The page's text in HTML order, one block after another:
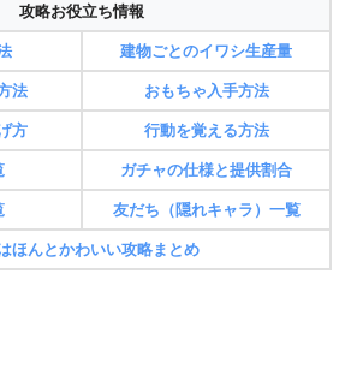
攻略お役立ち情報
建物ごとのイワシ生産量
法 おもちゃ入手方法
方 行動を覚える方法
ガチャの仕様と提供割合
友だち（隠れキャラ）一覧
ほんとかわいい攻略まとめ